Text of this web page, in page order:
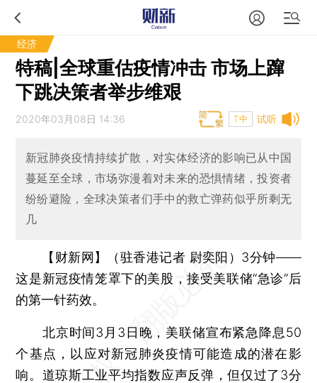
经济
特稿|全球重估疫情冲击 市场上蹿
下跳决策者举步维艰
试听
2020年03月08日 14:36 T中
新冠肺炎疫情持续扩散，对实体经济的影响已从中国
蔓延至全球，市场弥漫着对未来的恐惧情绪，投资者
纷纷避险，全球决策者们手中的救亡弹药似乎所剩无
几
【财新网】（驻香港记者 尉奕阳） 3分钟——
这是新冠疫情笼罩下的美股，接受美联储“急诊”后
的第一针药效。
北京时间3月3日晚，美联储宣布紧急降息50
个基点，以应对新冠肺炎疫情可能造成的潜在影
响。道琼斯工业平均指数应声反弹，但仅过了3分